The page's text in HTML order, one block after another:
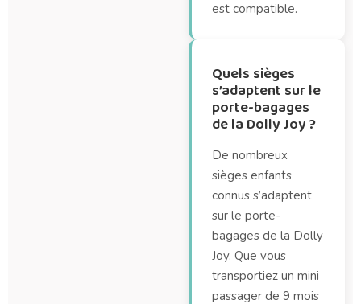
est compatible.
Quels sièges
s’adaptent sur le
porte-bagages
de la Dolly Joy ?
De nombreux
sièges enfants
connus s’adaptent
sur le porte-
bagages de la Dolly
Joy. Que vous
transportiez un mini
passager de 9 mois